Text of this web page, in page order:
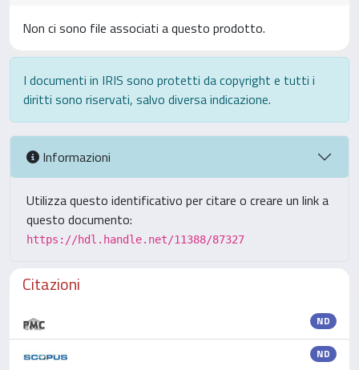
Non ci sono file associati a questo prodotto.
I documenti in IRIS sono protetti da copyright e tutti i
diritti sono riservati, salvo diversa indicazione.
Informazioni
Utilizza questo identificativo per citare o creare un link a
questo documento:
https://hdl.handle.net/11388/87327
Citazioni
ND
ND